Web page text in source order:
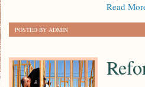
Read
POSTED BY ADMIN